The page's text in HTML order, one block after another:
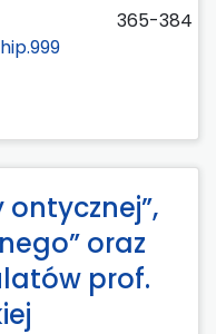
365-384
oraz
prof.